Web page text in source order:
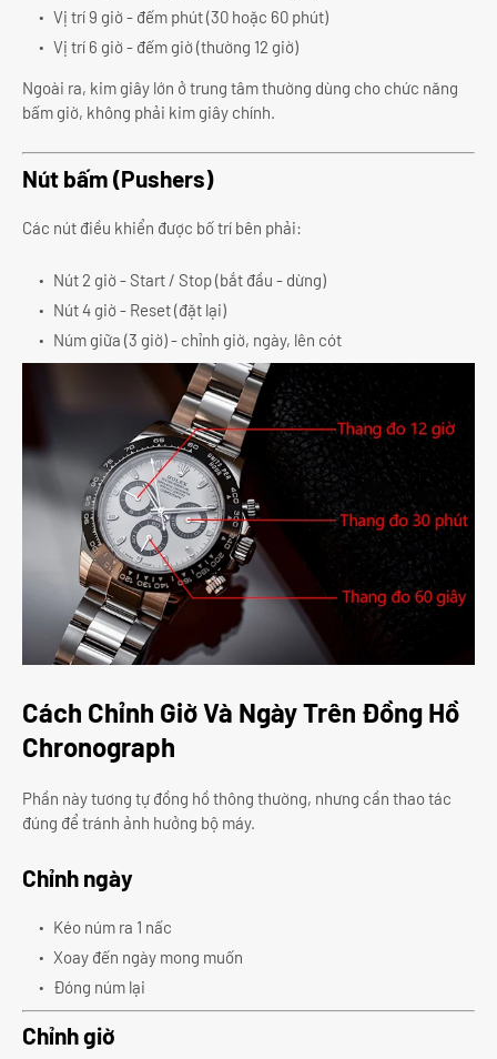
Vị trí 9 giờ - đếm phút (30 hoặc 60 phút)
Vị trí 6 giờ - đếm giờ (thường 12 giờ)
Ngoài ra, kim giây lớn ở trung tâm thường dùng cho chức năng
bấm giờ, không phải kim giây chính.
Nút bấm (Pushers)
Các nút điều khiển được bố trí bên phải:
Nút 2 giờ - Start / Stop (bắt đầu - dừng)
Nút 4 giờ - Reset (đặt lại)
Núm giữa (3 giờ) - chỉnh giờ, ngày, lên cót
Cách Chỉnh Giờ Và Ngày Trên Đồng Hồ
Chronograph
Phần này tương tự đồng hồ thông thường, nhưng cần thao tác
đúng để tránh ảnh hưởng bộ máy.
Chỉnh ngày
Kéo núm ra 1 nấc
Xoay đến ngày mong muốn
Đóng núm lại
Chỉnh giờ